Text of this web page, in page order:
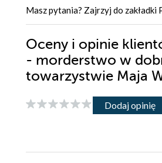
Masz pytania? Zajrzyj do zakładki
Oceny i opinie
- morderstwo w
towarzystwie Maja
Dodaj opinię